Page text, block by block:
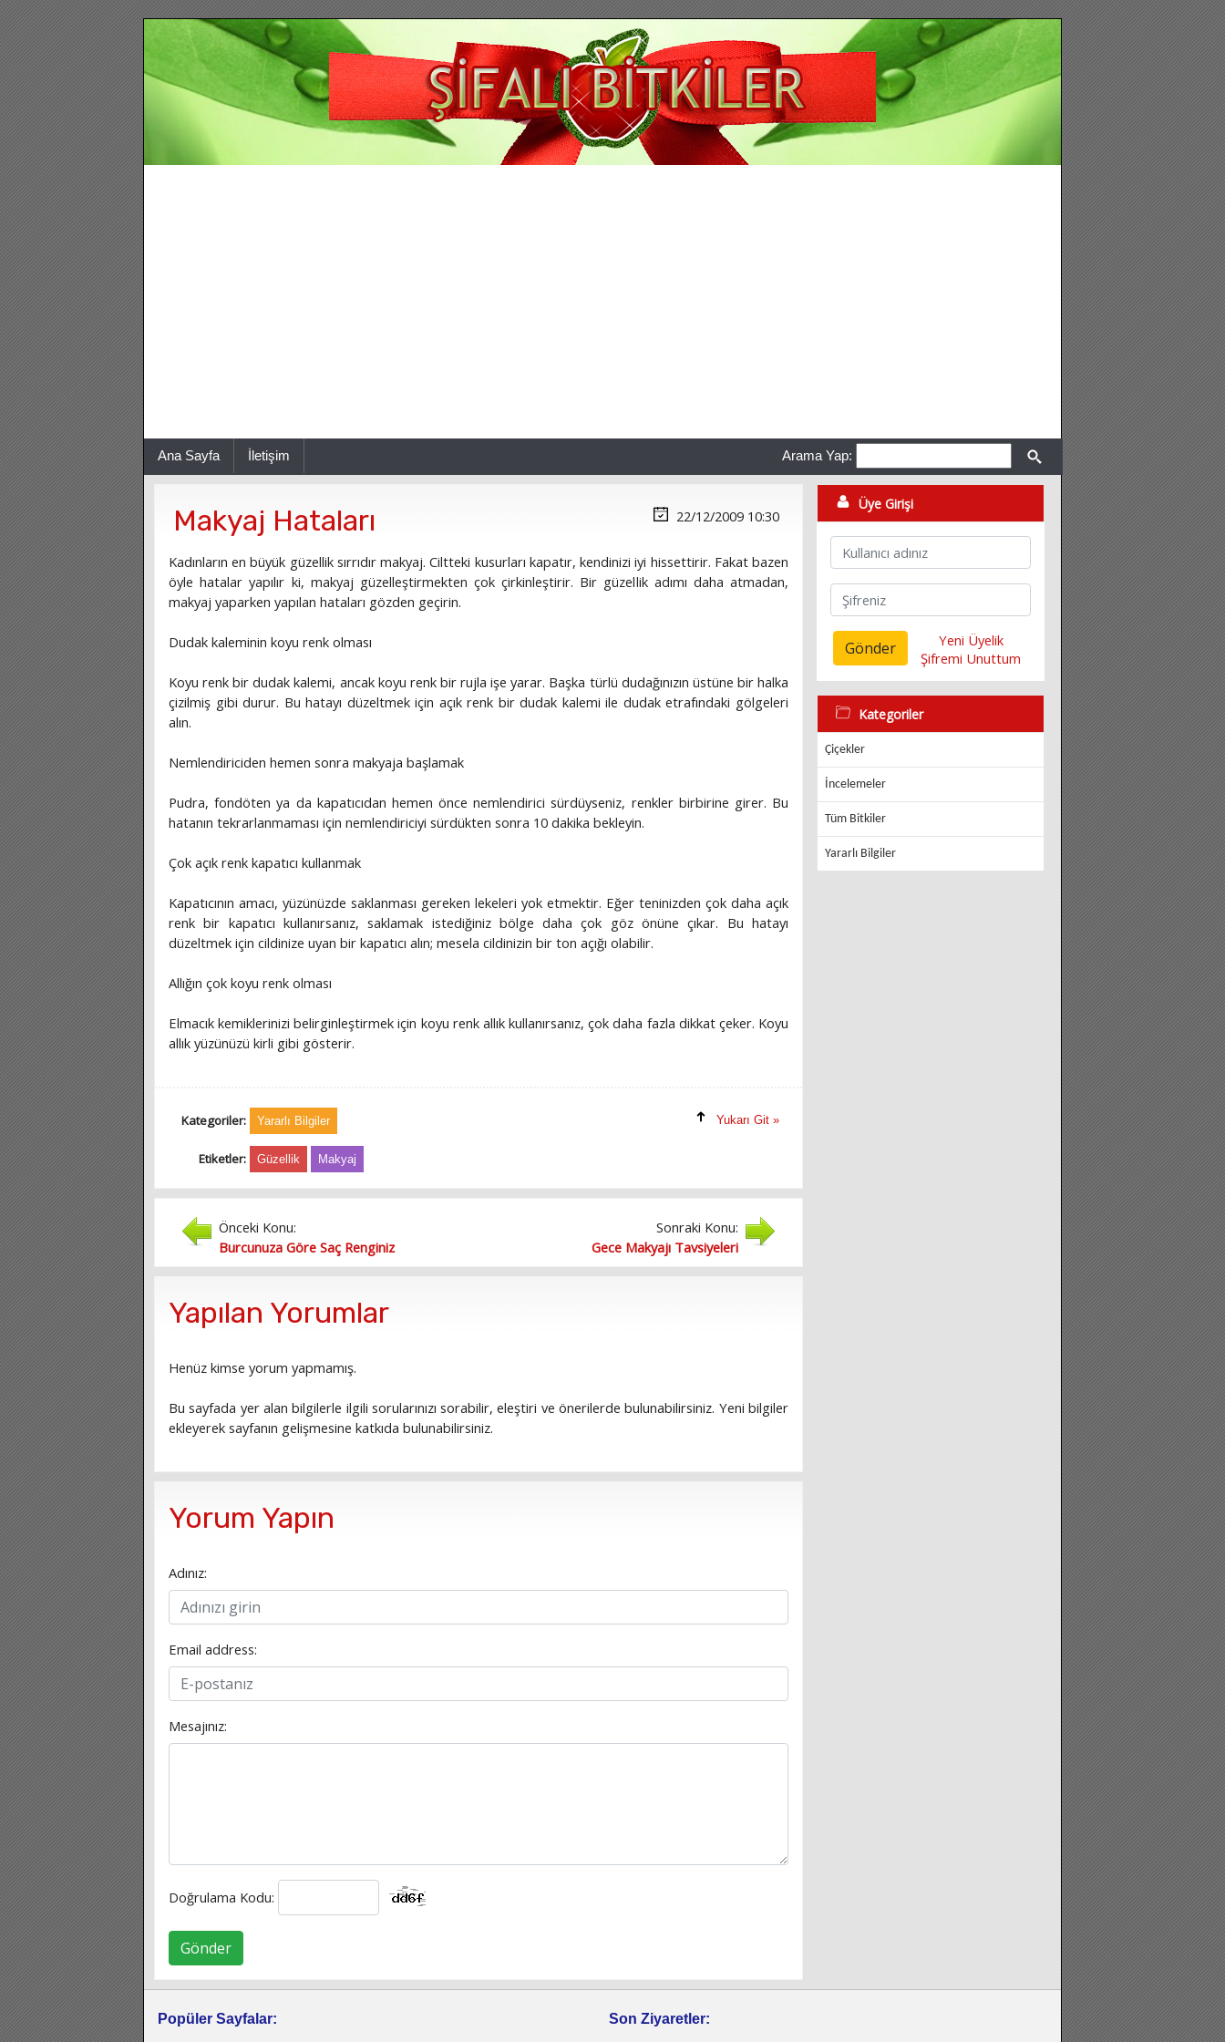
Ana Sayfa İletişim Arama Yap:
Makyaj Hataları 22/12/2009 10:30
Kadınların en büyük güzellik sırrıdır makyaj. Ciltteki kusurları kapatır, kendinizi iyi hissettirir. Fakat bazen
öyle hatalar yapılır ki, makyaj güzelleştirmekten çok çirkinleştirir. Bir güzellik adımı daha atmadan,
makyaj yaparken yapılan hataları gözden geçirin.
Dudak kaleminin koyu renk olması
Koyu renk bir dudak kalemi, ancak koyu renk bir rujla işe yarar. Başka türlü dudağınızın üstüne bir halka
çizilmiş gibi durur. Bu hatayı düzeltmek için açık renk bir dudak kalemi ile dudak etrafındaki gölgeleri
alın.
Nemlendiriciden hemen sonra makyaja başlamak
Pudra, fondöten ya da kapatıcıdan hemen önce nemlendirici sürdüyseniz, renkler birbirine girer. Bu
hatanın tekrarlanmaması için nemlendiriciyi sürdükten sonra 10 dakika bekleyin.
Çok açık renk kapatıcı kullanmak
Kapatıcının amacı, yüzünüzde saklanması gereken lekeleri yok etmektir. Eğer teninizden çok daha açık
renk bir kapatıcı kullanırsanız, saklamak istediğiniz bölge daha çok göz önüne çıkar. Bu hatayı
düzeltmek için cildinize uyan bir kapatıcı alın; mesela cildinizin bir ton açığı olabilir.
Allığın çok koyu renk olması
Elmacık kemiklerinizi belirginleştirmek için koyu renk allık kullanırsanız, çok daha fazla dikkat çeker. Koyu
allık yüzünüzü kirli gibi gösterir.
Kategoriler: Yararlı Bilgiler Yukarı Git »
Etiketler: Güzellik Makyaj
Önceki Konu:
Burcunuza Göre Saç Renginiz
Sonraki Konu:
Gece Makyajı Tavsiyeleri
Yapılan Yorumlar
Henüz kimse yorum yapmamış.
Bu sayfada yer alan bilgilerle ilgili sorularınızı sorabilir, eleştiri ve önerilerde bulunabilirsiniz. Yeni bilgiler
ekleyerek sayfanın gelişmesine katkıda bulunabilirsiniz.
Yorum Yapın
Adınız:
Email address:
Mesajınız:
Doğrulama Kodu:
Gönder
Üye Girişi
Gönder
Yeni Üyelik
Şifremi Unuttum
Kategoriler
Çiçekler
İncelemeler
Tüm Bitkiler
Yararlı Bilgiler
Popüler Sayfalar: Son Ziyaretler: